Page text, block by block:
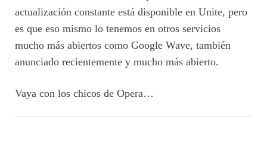
actualización constante está disponible en Unite, pero
es que eso mismo lo tenemos en otros servicios
mucho más abiertos como Google Wave, también
anunciado recientemente y mucho más abierto.
Vaya con los chicos de Opera…